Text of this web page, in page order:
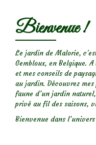
Bienvenue !
Le jardin de Malorie,
Gembloux, en Belgique.
et mes conseils de
au jardin. Découvrez
faune d’un jardin
privé au fil des saisons,
Bienvenue dans